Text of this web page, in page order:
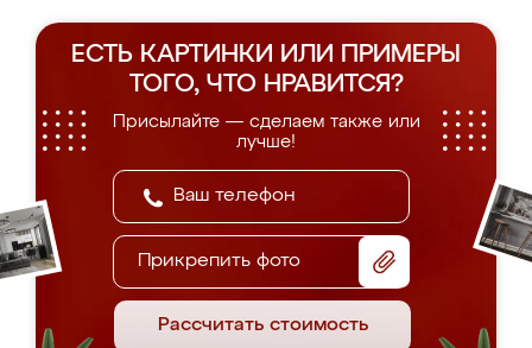
ЕСТЬ КАРТИНКИ ИЛИ ПРИМЕРЫ
ТОГО, ЧТО НРАВИТСЯ?
Присылайте — сделаем также или
лучше!
Прикрепить фото
Рассчитать стоимость